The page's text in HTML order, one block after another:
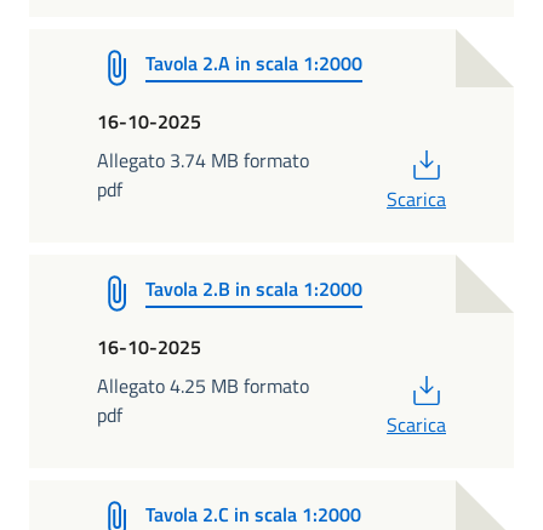
Tavola 2.A in scala 1:2000
16-10-2025
Allegato 3.74 MB formato
pdf
Scarica
Tavola 2.B in scala 1:2000
16-10-2025
Allegato 4.25 MB formato
pdf
Scarica
Tavola 2.C in scala 1:2000